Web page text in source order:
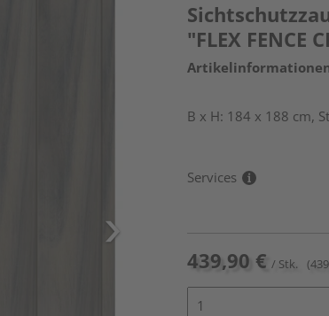
"FLEX FENCE
B x H: 184 x 188 cm,
Services
439,90 € / Stk.